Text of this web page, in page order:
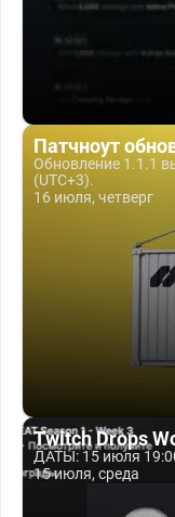
Патчноут
Обновление 1.1.1
(UTC+3).
16 июля, четверг
Twitch Drops
ДАТЫ: 15 июля
15 июля, среда